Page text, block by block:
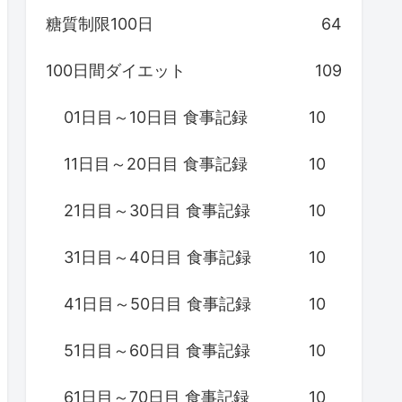
糖質制限100日 64
100日間ダイエット 109
01日目～10日目 食事記録 10
11日目～20日目 食事記録 10
21日目～30日目 食事記録 10
31日目～40日目 食事記録 10
41日目～50日目 食事記録 10
51日目～60日目 食事記録 10
61日目～70日目 食事記録 10